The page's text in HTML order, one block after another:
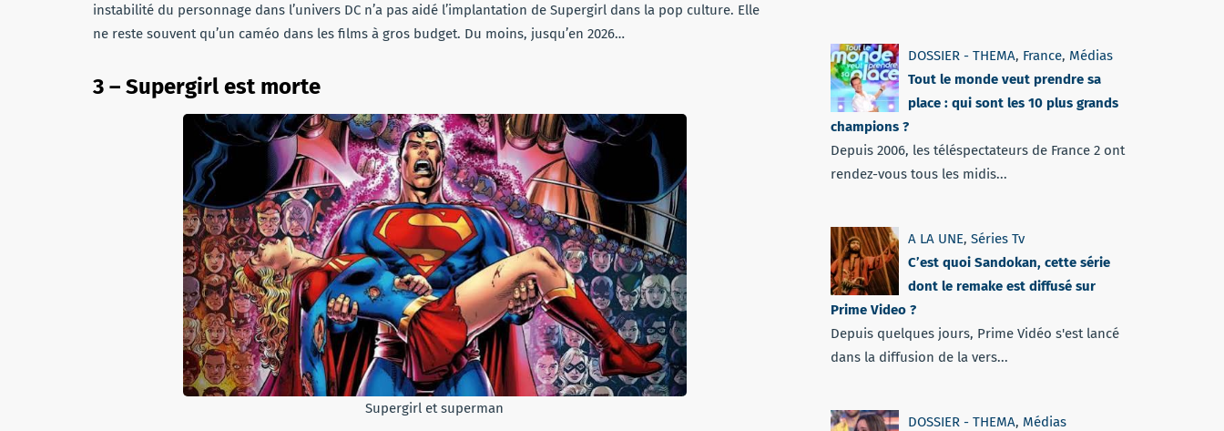
instabilité du personnage dans l’univers DC n’a pas aidé l’implantation de Supergirl dans la pop culture. Elle
ne reste souvent qu’un caméo dans les films à gros budget. Du moins, jusqu’en 2026…
3 – Supergirl est morte
Supergirl et superman
DOSSIER - THEMA, France, Médias
Tout le monde veut prendre sa
place : qui sont les 10 plus grands
champions ?
Depuis 2006, les téléspectateurs de France 2 ont
rendez-vous tous les midis...
A LA UNE, Séries Tv
C’est quoi Sandokan, cette série
dont le remake est diffusé sur
Prime Video ?
Depuis quelques jours, Prime Vidéo s'est lancé
dans la diffusion de la vers...
DOSSIER - THEMA, Médias